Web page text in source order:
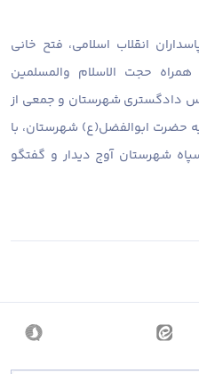
انقلاب اسلامی، فتح خانی
حجت الاسلام والمسلمین
دادگستری شهرستان و جمعی از
حضرت ابوالفضل(ع) شهرستان، با
شهرستان آوج دیدار و گفتگو